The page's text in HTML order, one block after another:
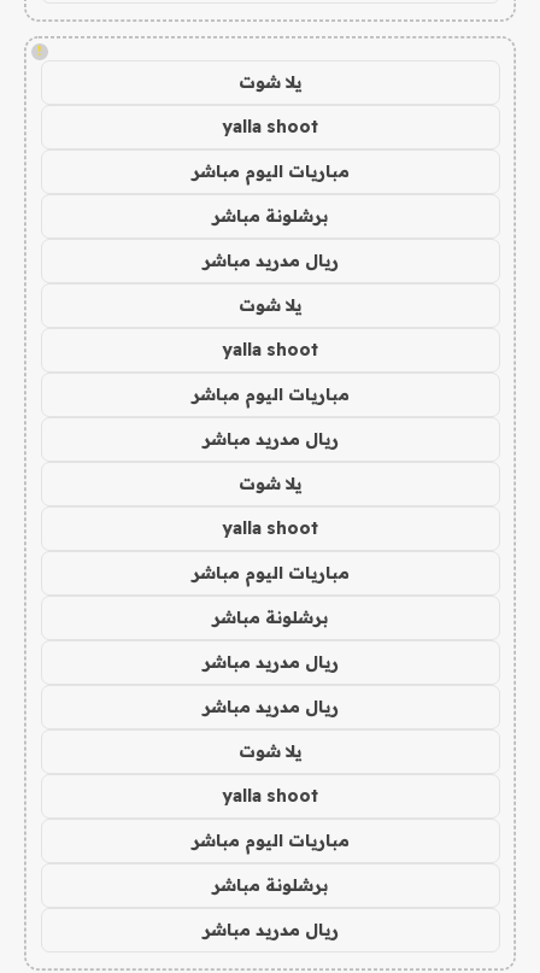
!
يلا شوت
yalla shoot
مباريات اليوم مباشر
برشلونة مباشر
ريال مدريد مباشر
يلا شوت
yalla shoot
مباريات اليوم مباشر
ريال مدريد مباشر
يلا شوت
yalla shoot
مباريات اليوم مباشر
برشلونة مباشر
ريال مدريد مباشر
ريال مدريد مباشر
يلا شوت
yalla shoot
مباريات اليوم مباشر
برشلونة مباشر
ريال مدريد مباشر